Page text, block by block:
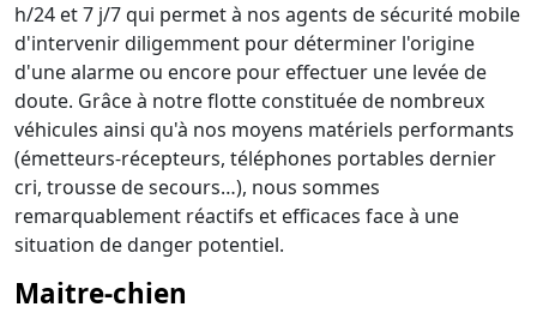
h/24 et 7 j/7 qui permet à nos agents de sécurité mobile
d'intervenir diligemment pour déterminer l'origine
d'une alarme ou encore pour effectuer une levée de
doute. Grâce à notre flotte constituée de nombreux
véhicules ainsi qu'à nos moyens matériels performants
(émetteurs-récepteurs, téléphones portables dernier
cri, trousse de secours…), nous sommes
remarquablement réactifs et efficaces face à une
situation de danger potentiel.
Maitre-chien